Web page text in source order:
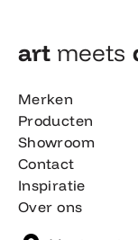
art meets
Merken
Producten
Showroom
Contact
Inspiratie
Over ons